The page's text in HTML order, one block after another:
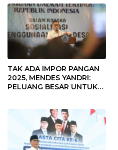
TAK ADA IMPOR PANGAN
2025, MENDES YANDRI:
PELUANG BESAR UNTUK